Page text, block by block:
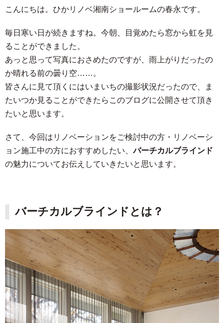
こんにちは。ひかリノベ湘南ショールームの春永です。
毎日寒い日が続きますね。今朝、目覚めたら窓から虹を見
ることができました。
あっと思って写真におさめたのですが、雨上がりだったの
か晴れる前の曇り空……。
皆さんに見て頂くにはいまいちの撮影状況だったので、ま
たいつか見ることができたらこのブログに公開させて頂き
たいと思います。
さて、今回はリノベーションをご検討中の方・リノベーシ
ョン施工中の方におすすめしたい、バーチカルブラインド
の魅力についてお伝えしていきたいと思います。
バーチカルブラインドとは？